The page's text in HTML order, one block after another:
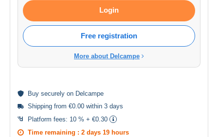
Login
Free registration
More about Delcampe
Buy securely on Delcampe
Shipping from €0.00 within 3 days
Platform fees: 10 % + €0.30
Time remaining : 2 days 19 hours